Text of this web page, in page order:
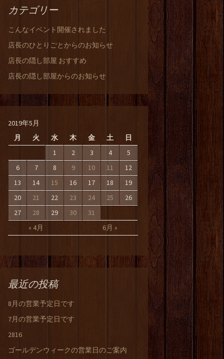
カテゴリー
こんなイベント開催されました
店長のひとりごとからのお知らせ
店長の隠し部屋 おすすめ
店長の隠し部屋からのお知らせ
2019年5月
月
火 水 木 金 土 日
« 4月 6月 »
1 2 3 4
5
6
7 8 9 10 11
12
13
14 15 16 17 18
19
20
21 22 23 24 25
26
27
28 29 30 31
最近の投稿
8月の営業予定日です
7月の営業予定日です
2816
ゴールデンウィークの営業日のご案内